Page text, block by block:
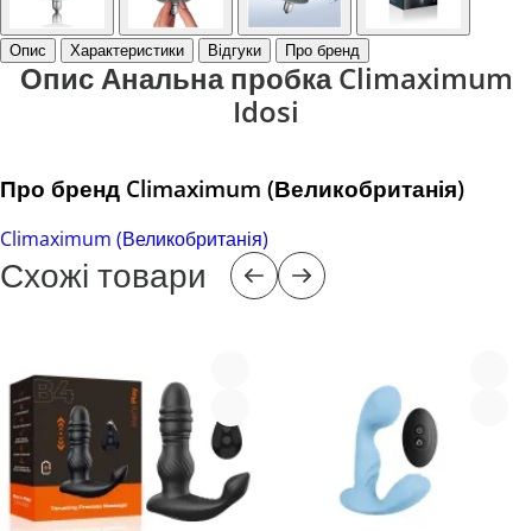
Опис Характеристики Відгуки Про бренд
Опис Анальна пробка Climaximum
Idosi
Про бренд Climaximum (Великобританія)
Climaximum (Великобританія)
Схожі товари